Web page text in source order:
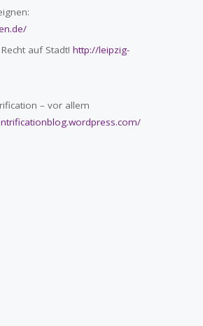
auf Stadt! http://leipzig-
– vor allem